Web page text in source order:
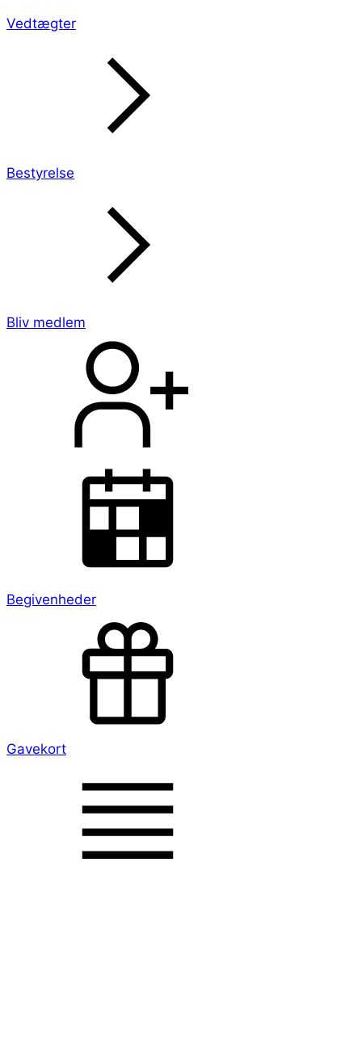
Vedtægter
Bestyrelse
Bliv medlem
Begivenheder
Gavekort